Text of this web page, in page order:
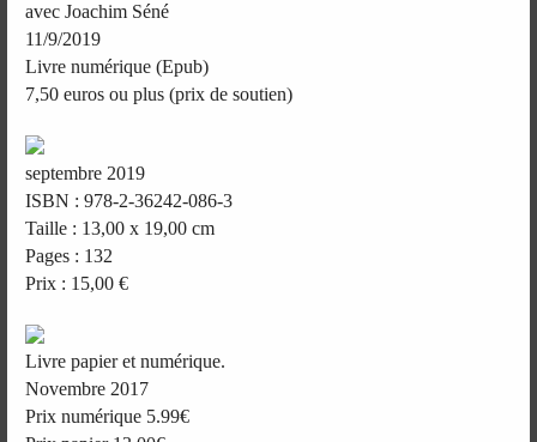
avec Joachim Séné
11/9/2019
Livre numérique (Epub)
7,50 euros ou plus (prix de soutien)
septembre 2019
ISBN : 978-2-36242-086-3
Taille : 13,00 x 19,00 cm
Pages : 132
Prix : 15,00 €
Livre papier et numérique.
Novembre 2017
Prix numérique 5.99€